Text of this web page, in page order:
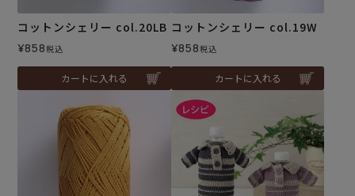
コットンシェリー col.20LB
¥858税込
カートに入れる
コットンシェリー col.19W
¥858税込
カートに入れる